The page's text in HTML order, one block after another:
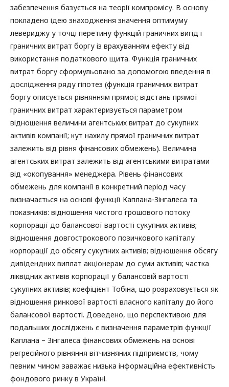
забезпечення базується на теорії компромісу. В основу
покладено ідею знаходження значення оптимуму
левериджу у точці перетину функцій граничних вигід і
граничних витрат боргу із врахуванням ефекту від
використання податкового щита. Функція граничних
витрат боргу сформульовано за допомогою введення в
дослідження ряду гіпотез (функція граничних витрат
боргу описується рівнянням прямої; відстань прямої
граничних витрат характеризується параметром
відношення величини агентських витрат до сукупних
активів компанії; кут нахилу прямої граничних витрат
залежить від рівня фінансових обмежень). Величина
агентських витрат залежить від агентськими витратами
від «окопування» менеджера. Рівень фінансових
обмежень для компанії в конкретний період часу
визначається на основі функції Каплана-Зінгалеса та
показників: відношення чистого грошового потоку
корпорації до балансової вартості сукупних активів;
відношення довгострокового позичкового капіталу
корпорації до обсягу сукупних активів; відношення обсягу
дивідендних виплат акціонерам до суми активів; частка
ліквідних активів корпорації у балансовій вартості
сукупних активів; коефіцієнт Тобіна, що розраховується як
відношення ринкової вартості власного капіталу до його
балансової вартості. Доведено, що перспективою для
подальших досліджень є визначення параметрів функції
Каплана – Зінгалеса фінансових обмежень на основі
регресійного рівняння вітчизняних підприємств, чому
певним чином заважає низька інформаційна ефективність
фондового ринку в Україні.